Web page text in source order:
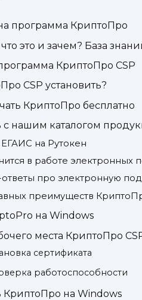
программа КриптоПро
это и зачем? База
КриптоПро CSP
CSP установить?
КриптоПро бесплатно
с нашим каталогом
на Рутокен
в работе электронных
про электронную
преимуществ
на Windows
места КриптоПро
сертификата
работоспособности
КриптоПро на Windows